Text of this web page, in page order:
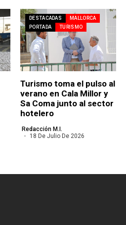
DESTACADAS
MALLORCA
PORTADA
TURISMO
Turismo toma el pulso al
verano en Cala Millor y
Sa Coma junto al sector
hotelero
Redacción M.I.
18 De Julio De 2026